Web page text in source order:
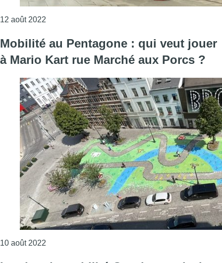
12 août 2022
Mobilité au Pentagone : qui veut jouer
à Mario Kart rue Marché aux Porcs ?
10 août 2022